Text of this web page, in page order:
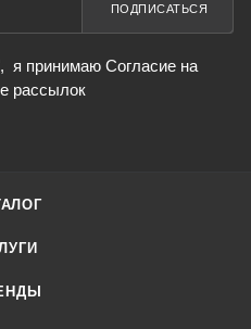
ПОДПИСАТЬСЯ
я принимаю Согласие на
рассылок